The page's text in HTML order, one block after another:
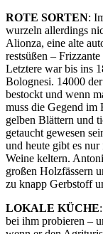
ROTE SORTEN:
wurzeln allerdings
Alionza, eine alte
restsüßen –
Letztere war bis ins
Bolognesi. 14000
bestockt und wenn
muss die Gegend im
gelben Blättern und
getaucht gewesen
und heute gibt es
Weine keltern.
großen Holzfässern
zu knapp Gerbstoff
LOKALE KÜCHE
bei ihm probieren –